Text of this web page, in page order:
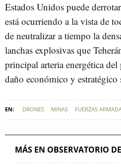
Estados Unidos puede
está ocurriendo a la vista de
de neutralizar a tiempo la
lanchas explosivas que
principal arteria energética del
daño económico y estratégico
DRONES MINAS FUERZAS
MÁS EN OBSERVATORIO